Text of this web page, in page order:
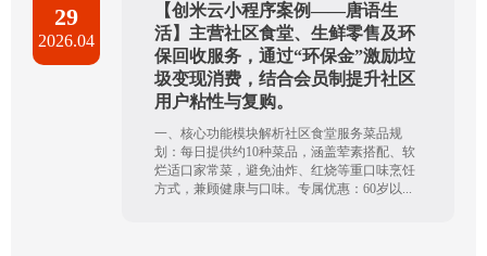
29
2026.04
【创米云小程序案例——唐语生
活】主营社区食堂、生鲜零售及环
保回收服务，通过“环保金”激励垃
圾变现消费，结合会员制提升社区
用户粘性与复购。
一、核心功能模块解析社区食堂服务菜品规
划：每日提供约10种菜品，涵盖荤素搭配、软
烂适口家常菜，避免油炸、红烧等重口味烹饪
方式，兼顾健康与口味。专属优惠：60岁以...